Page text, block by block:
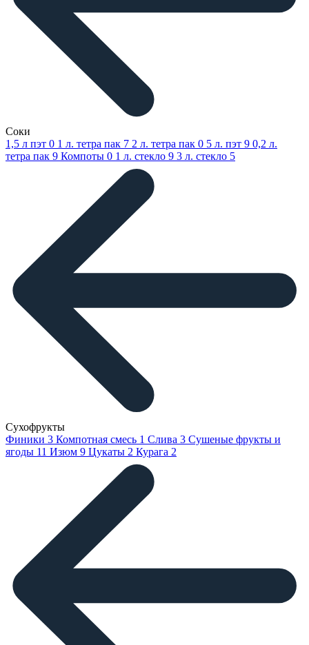
Соки
1,5 л пэт 0 1 л. тетра пак 7 2 л. тетра пак 0 5 л. пэт 9 0,2 л.
тетра пак 9 Компоты 0 1 л. стекло 9 3 л. стекло 5
Сухофрукты
Финики 3 Компотная смесь 1 Слива 3 Сушеные фрукты и
ягоды 11 Изюм 9 Цукаты 2 Курага 2